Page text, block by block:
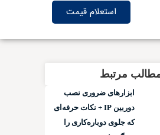
استعلام قیمت
مرتبط
ابزارهای ضروری نصب
دوربین IP + نکات حرفه‌ای
که جلوی دوباره‌کاری را